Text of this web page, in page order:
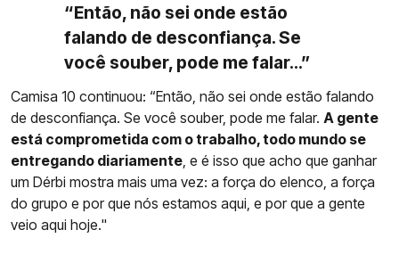
“Então, não sei onde estão
falando de desconfiança. Se
você souber, pode me falar...”
Camisa 10 continuou: “Então, não sei onde estão falando
de desconfiança. Se você souber, pode me falar. A gente
está comprometida com o trabalho, todo mundo se
entregando diariamente, e é isso que acho que ganhar
um Dérbi mostra mais uma vez: a força do elenco, a força
do grupo e por que nós estamos aqui, e por que a gente
veio aqui hoje."